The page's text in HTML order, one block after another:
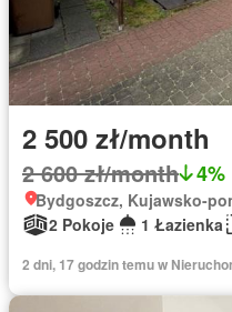
2 500 zł/month
2 600 zł/month 4%
Bydgoszcz, Kujawsko-
2 Pokoje
1 Łazienka
2 dni, 17 godzin temu w